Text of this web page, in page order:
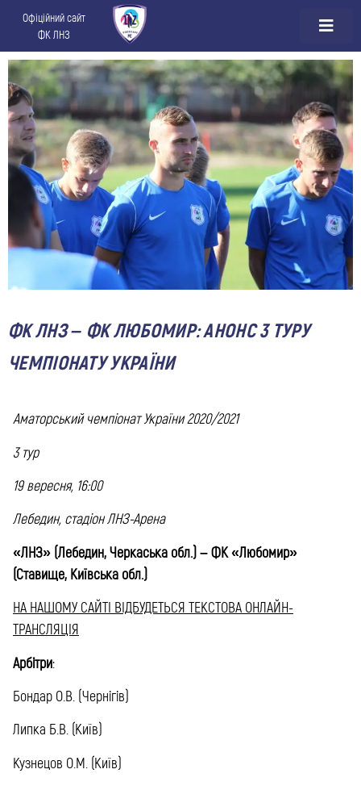
Офіційний сайт
ФК ЛНЗ
ФК ЛНЗ – ФК ЛЮБОМИР: АНОНС 3 ТУРУ
ЧЕМПІОНАТУ УКРАЇНИ
Аматорський чемпіонат України 2020/2021
3 тур
19 вересня, 16:00
Лебедин, стадіон ЛНЗ-Арена
«ЛНЗ» (Лебедин, Черкаська обл.) – ФК «Любомир»
(Ставище, Київська обл.)
НА НАШОМУ САЙТІ ВІДБУДЕТЬСЯ ТЕКСТОВА ОНЛАЙН-
ТРАНСЛЯЦІЯ
Арбітри:
Бондар О.В. (Чернігів)
Липка Б.В. (Київ)
Кузнецов О.М. (Київ)